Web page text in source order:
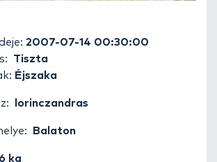
2007-07-14 00:30:00
Tiszta
Éjszaka
lorinczandras
Balaton
kg